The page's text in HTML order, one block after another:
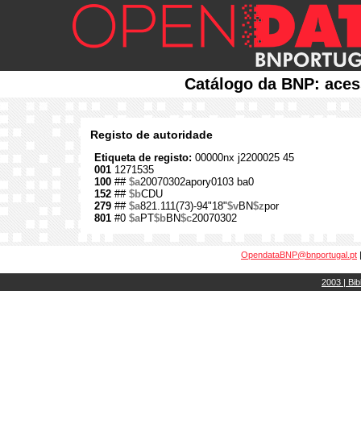
Catálogo da BNP:
Registo de autoridade
Etiqueta de registo: 00000nx j2200025 45
001 1271535
100 ## $a20070302apory0103 ba0
152 ## $bCDU
279 ## $a821.111(73)-94"18"$vBN$zpor
801 #0 $aPT$bBN$c20070302
OpendataBNP@bnportugal.pt
2003 |